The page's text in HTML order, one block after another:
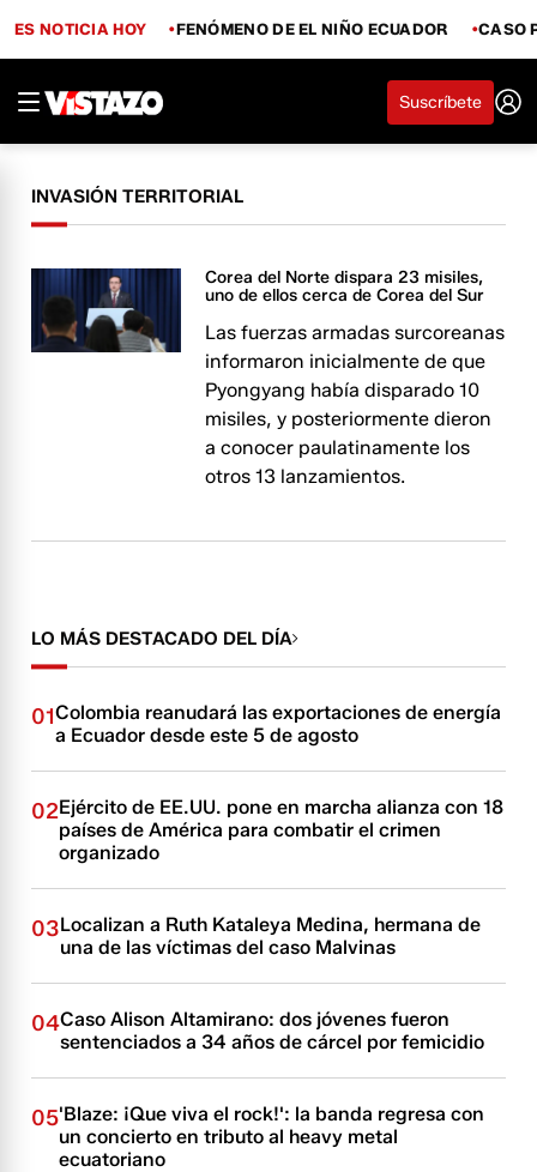
ES NOTICIA HOY FENÓMENO DE EL NIÑO ECUADOR CASO
Suscríbete
INVASIÓN TERRITORIAL
Corea del Norte dispara 23 misiles,
uno de ellos cerca de Corea del Sur
Las fuerzas armadas surcoreanas
informaron inicialmente de que
Pyongyang había disparado 10
misiles, y posteriormente dieron
a conocer paulatinamente los
otros 13 lanzamientos.
LO MÁS DESTACADO DEL DÍA
01Colombia reanudará las exportaciones de energía
a Ecuador desde este 5 de agosto
02Ejército de EE.UU. pone en marcha alianza con 18
países de América para combatir el crimen
organizado
03Localizan a Ruth Kataleya Medina, hermana de
una de las víctimas del caso Malvinas
04Caso Alison Altamirano: dos jóvenes fueron
sentenciados a 34 años de cárcel por femicidio
05'Blaze: ¡Que viva el rock!': la banda regresa con
un concierto en tributo al heavy metal
ecuatoriano